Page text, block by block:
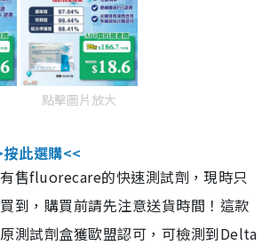
點擊圖片放大
按此選購<<
售fluorecare的快速測試劑，現時只
到，購買前請先注意送貨時間！這款
測試劑盒獲歐盟認可，可檢測到Delta